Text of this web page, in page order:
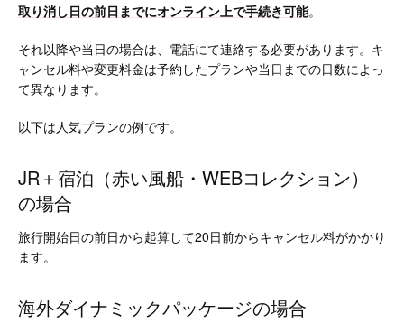
取り消し日の前日までにオンライン上で手続き可能。
それ以降や当日の場合は、電話にて連絡する必要があります。キ
ャンセル料や変更料金は予約したプランや当日までの日数によっ
て異なります。
以下は人気プランの例です。
JR＋宿泊（赤い風船・WEBコレクション）
の場合
旅行開始日の前日から起算して20日前からキャンセル料がかかり
ます。
海外ダイナミックパッケージの場合